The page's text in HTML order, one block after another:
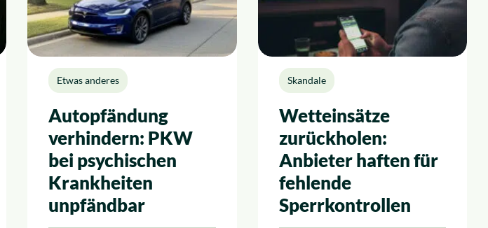
Etwas anderes
Autopfändung
verhindern: PKW
bei psychischen
Krankheiten
unpfändbar
Skandale
Wetteinsätze
zurückholen:
Anbieter haften für
fehlende
Sperrkontrollen